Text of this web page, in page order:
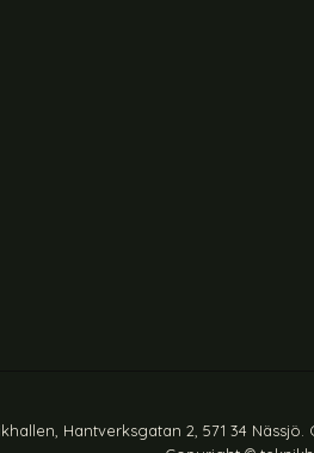
Hantverksgatan 2, 571 34